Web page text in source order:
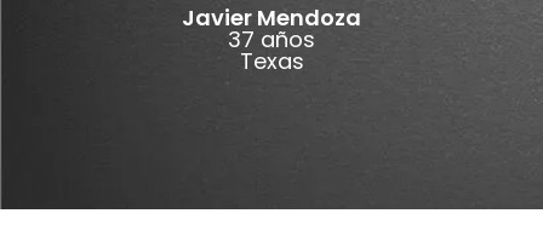
Javier Mendoza
37 años
Texas